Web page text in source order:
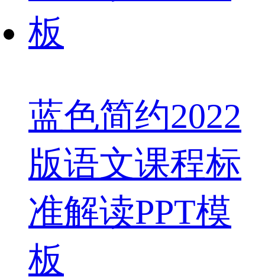
蓝色简约2022
版语文课程标
准解读PPT模
板